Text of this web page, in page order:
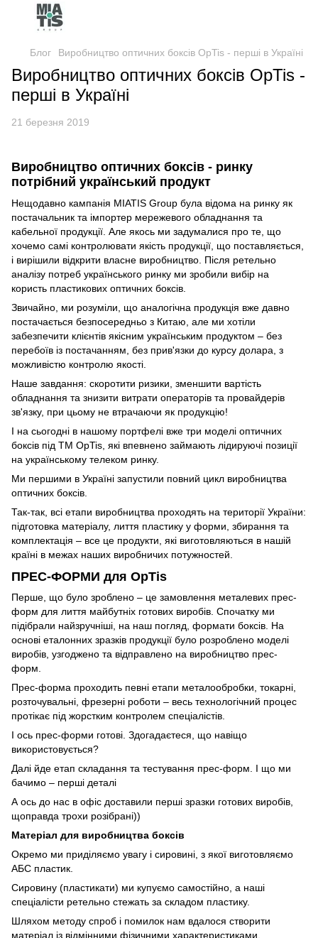
Блог Виробництво оптичних боксів OpTis - перші в Україні
Виробництво оптичних боксів OpTis -
перші в Україні
21 березня 2019
Виробництво оптичних боксів - ринку
потрібний український продукт
Нещодавно кампанія MIATIS Group була відома на ринку як
постачальник та імпортер мережевого обладнання та
кабельної продукції. Але якось ми задумалися про те, що
хочемо самі контролювати якість продукції, що поставляється,
і вирішили відкрити власне виробництво. Після ретельно
аналізу потреб українського ринку ми зробили вибір на
користь пластикових оптичних боксів.
Звичайно, ми розуміли, що аналогічна продукція вже давно
постачається безпосередньо з Китаю, але ми хотіли
забезпечити клієнтів якісним українським продуктом – без
перебоїв із постачанням, без прив'язки до курсу долара, з
можливістю контролю якості.
Наше завдання: скоротити ризики, зменшити вартість
обладнання та знизити витрати операторів та провайдерів
зв'язку, при цьому не втрачаючи як продукцію!
І на сьогодні в нашому портфелі вже три моделі оптичних
боксів під ТМ OpTis, які впевнено займають лідируючі позиції
на українському телеком ринку.
Ми першими в Україні запустили повний цикл виробництва
оптичних боксів.
Так-так, всі етапи виробництва проходять на території України:
підготовка матеріалу, лиття пластику у форми, збирання та
комплектація – все це продукти, які виготовляються в нашій
країні в межах наших виробничих потужностей.
ПРЕС-ФОРМИ для OpTis
Перше, що було зроблено – це замовлення металевих прес-
форм для лиття майбутніх готових виробів. Спочатку ми
підібрали найзручніші, на наш погляд, формати боксів. На
основі еталонних зразків продукції було розроблено моделі
виробів, узгоджено та відправлено на виробництво прес-
форм.
Прес-форма проходить певні етапи металообробки, токарні,
розточувальні, фрезерні роботи – весь технологічний процес
протікає під жорстким контролем спеціалістів.
І ось прес-форми готові. Здогадаєтеся, що навіщо
використовується?
Далі йде етап складання та тестування прес-форм. І що ми
бачимо – перші деталі
А ось до нас в офіс доставили перші зразки готових виробів,
щоправда трохи розібрані))
Матеріал для виробництва боксів
Окремо ми приділяємо увагу і сировині, з якої виготовляємо
АБС пластик.
Сировину (пластикати) ми купуємо самостійно, а наші
спеціалісти ретельно стежать за складом пластику.
Шляхом методу спроб і помилок нам вдалося створити
матеріал із відмінними фізичними характеристиками.